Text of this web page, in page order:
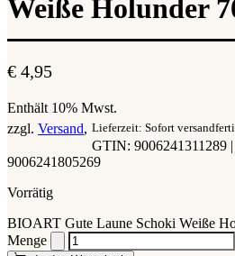
Weiße Holunder
€ 4,95
Enthält 10% Mwst.
zzgl. Versand Lieferzeit: Sofort
GTIN: 9006241311289
9006241805269
Vorrätig
BIOART Gute Laune Schoki Weiße
Menge